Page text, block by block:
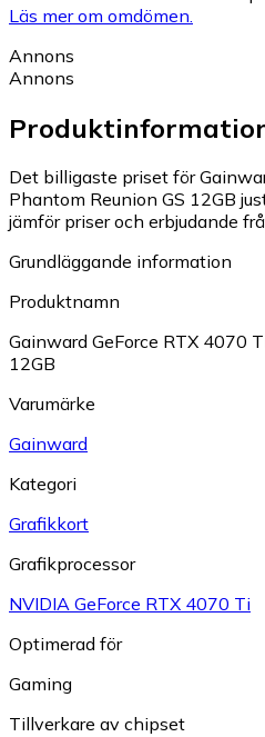
Läs mer om omdömen.
Annons
Annons
Det billigaste priset för
Phantom Reunion GS 12GB
jämför priser och erbjudande
Grundläggande information
Produktnamn
Gainward GeForce RTX 4070
12GB
Varumärke
Gainward
Kategori
Grafikkort
Grafikprocessor
NVIDIA GeForce RTX 4070 Ti
Optimerad för
Gaming
Tillverkare av chipset